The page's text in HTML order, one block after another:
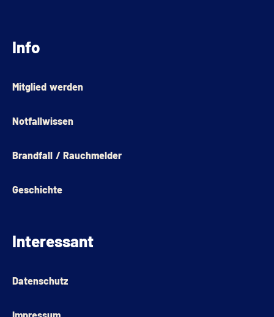
Info
Mitglied werden
Notfallwissen
Brandfall / Rauchmelder
Geschichte
Interessant
Datenschutz